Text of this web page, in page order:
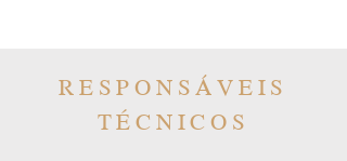
RESPONSÁVEIS
TÉCNICOS